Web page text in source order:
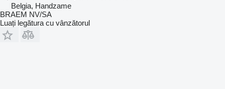
Belgia, Handzame
BRAEM NV/SA
Luați legătura cu vânzătorul